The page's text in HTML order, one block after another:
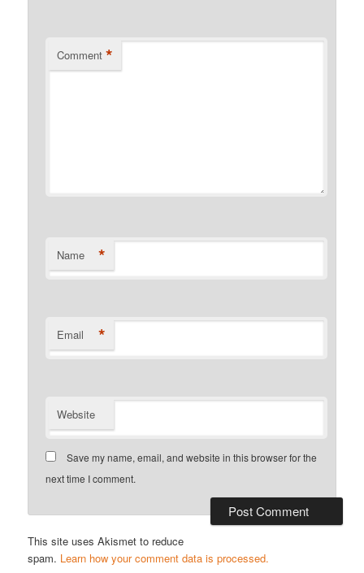
Comment *
Name *
Email *
Website
Save my name, email, and website in this browser for the
next time I comment.
This site uses Akismet to reduce
spam. Learn how your comment data is processed.